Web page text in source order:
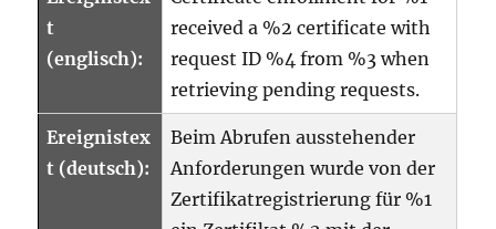
t
(englisch):
received a %2 certificate with
request ID %4 from %3 when
retrieving pending requests.
Ereignistex
t (deutsch):
Beim Abrufen ausstehender
Anforderungen wurde von der
Zertifikatregistrierung für %1